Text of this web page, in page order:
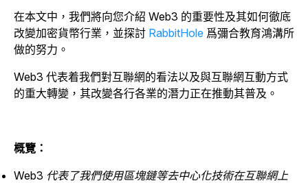
在本文中，我們將向您介紹 Web3 的重要性及其如何徹底
改變加密貨幣行業，並探討 RabbitHole 爲彌合教育鴻溝所
做的努力。
Web3 代表着我們對互聯網的看法以及與互聯網互動方式
的重大轉變，其改變各行各業的潛力正在推動其普及。
概覽：
Web3 代表了我們使用區塊鏈等去中心化技術在互聯網上